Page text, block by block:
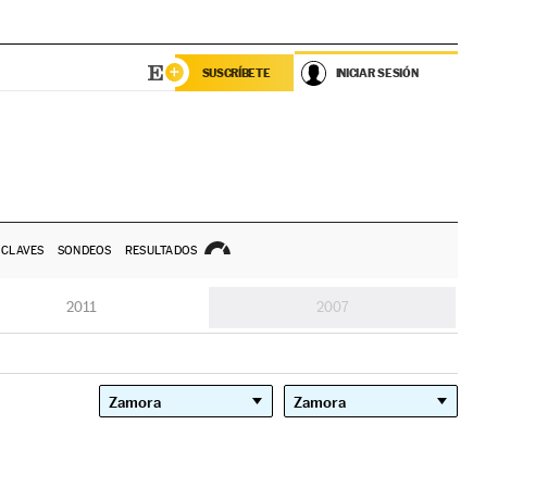
SUSCRÍBETE INICIAR SESIÓN
CLAVES SONDEOS RESULTADOS
2011 2007